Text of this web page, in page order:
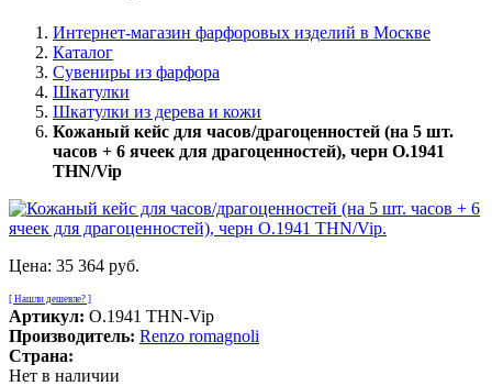
Интернет-магазин фарфоровых изделий в Москве
Каталог
Сувениры из фарфора
Шкатулки
Шкатулки из дерева и кожи
Кожаный кейс для часов/драгоценностей (на 5 шт.
часов + 6 ячеек для драгоценностей), черн O.1941
THN/Vip
Цена: 35 364 руб.
[ Нашли дешевле? ]
Артикул: O.1941 THN-Vip
Производитель: Renzo romagnoli
Страна:
Нет в наличии